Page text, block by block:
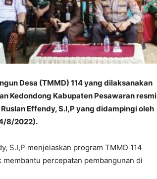
Desa (TMMD) 114 yang dilaksanakan
Kedondong Kabupaten Pesawaran resmi
Effendy, S.I,P yang didampingi oleh
8/2022).
S.I,P menjelaskan program TMMD 114
percepatan pembangunan di